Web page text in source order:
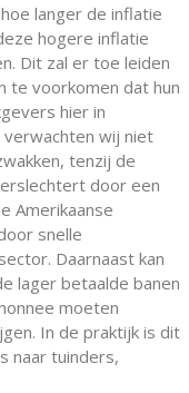
langer de inflatie
hogere inflatie
Dit zal er toe leiden
te voorkomen dat hun
hier in
verwachten wij niet
tenzij de
door een
Amerikaanse
snelle
Daarnaast kan
lager betaalde banen
moeten
In de praktijk is dit
naar tuinders,